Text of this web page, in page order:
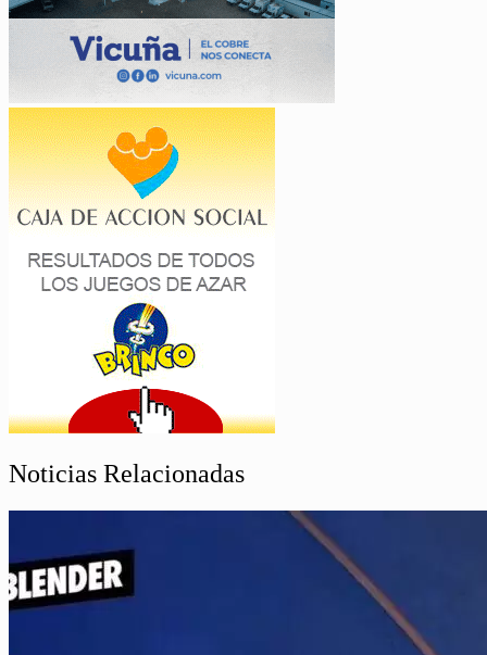
Noticias Relacionadas